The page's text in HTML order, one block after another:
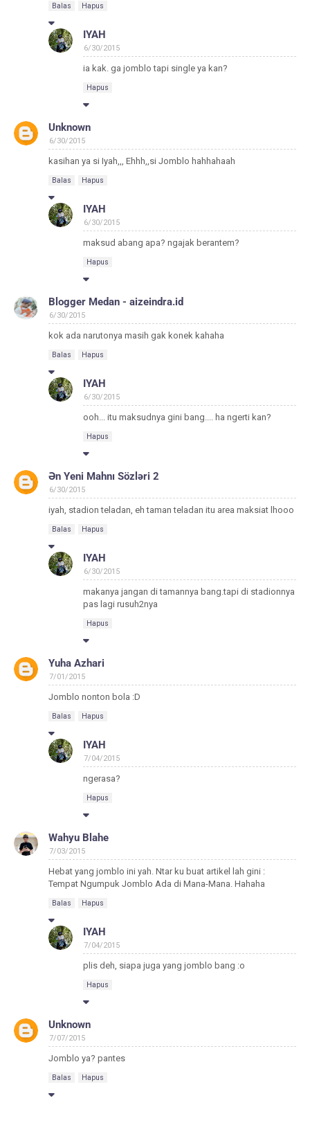
Balas Hapus
IYAH
6/30/2015
ia kak. ga jomblo tapi single ya kan?
Hapus
Unknown
6/30/2015
kasihan ya si Iyah,,, Ehhh,,si Jomblo hahhahaah
Balas Hapus
IYAH
6/30/2015
maksud abang apa? ngajak berantem?
Hapus
Blogger Medan - aizeindra.id
6/30/2015
kok ada narutonya masih gak konek kahaha
Balas Hapus
IYAH
6/30/2015
ooh... itu maksudnya gini bang.... ha ngerti kan?
Hapus
Ən Yeni Mahnı Sözləri 2
6/30/2015
iyah, stadion teladan, eh taman teladan itu area maksiat lhooo
Balas Hapus
IYAH
6/30/2015
makanya jangan di tamannya bang.tapi di stadionnya
pas lagi rusuh2nya
Hapus
Yuha Azhari
7/01/2015
Jomblo nonton bola :D
Balas Hapus
IYAH
7/04/2015
ngerasa?
Hapus
Wahyu Blahe
7/03/2015
Hebat yang jomblo ini yah. Ntar ku buat artikel lah gini :
Tempat Ngumpuk Jomblo Ada di Mana-Mana. Hahaha
Balas Hapus
IYAH
7/04/2015
plis deh, siapa juga yang jomblo bang :o
Hapus
Unknown
7/07/2015
Jomblo ya? pantes
Balas Hapus